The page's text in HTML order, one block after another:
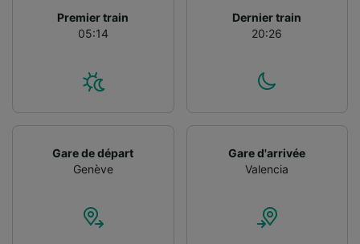
Premier train
05:14
Dernier train
20:26
Gare de départ
Genève
Gare d'arrivée
Valencia
Utiliser des données de géolocalisation
précises. Analyser activement les
informations sur un appareil. Publicités et
contenu personnalisés, mesure de
performance des publicités et du contenu,
études d’audience et développement de
Liste de nos partenaires (fournisseurs)